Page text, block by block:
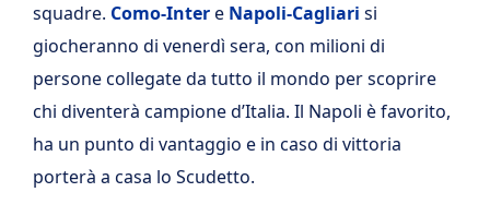
squadre. Como-Intere Napoli-Cagliari si
giocheranno di venerdì sera, con milioni di
persone collegate da tutto il mondo per scoprire
chi diventerà campione d’Italia. Il Napoli è favorito,
ha un punto di vantaggio e in caso di vittoria
porterà a casa lo Scudetto.